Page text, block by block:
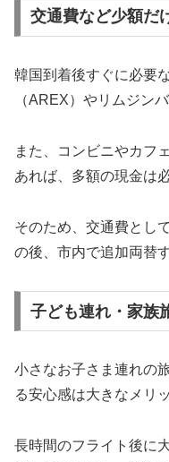
交通費など少額だ
韓国到着後すぐに必要
（AREX）やリムジン
また、コンビニやカフ
あれば、多額の現金は
そのため、交通費とし
の後、市内で追加両替
子ども連れ・家族
小さなお子さま連れの
る安心感は大きなメリ
長時間のフライト後に